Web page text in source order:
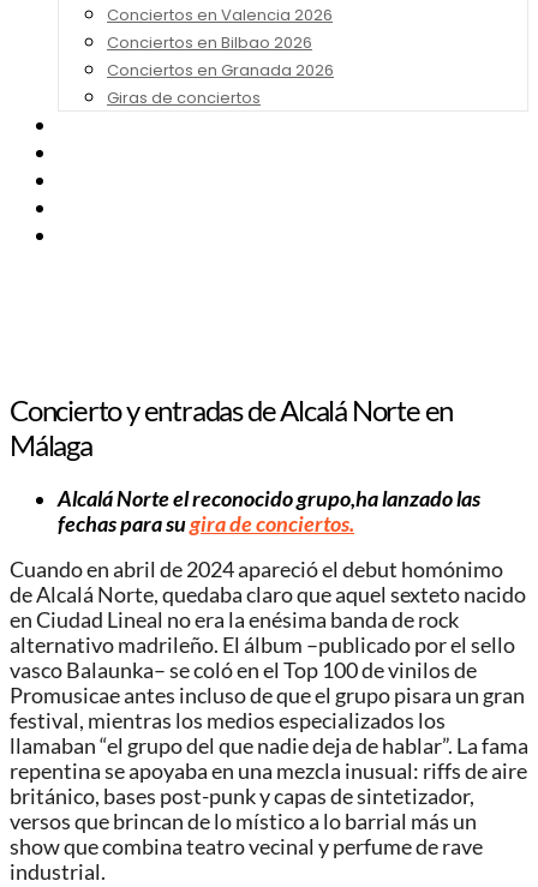
Conciertos en Valencia 2026
Conciertos en Bilbao 2026
Conciertos en Granada 2026
Giras de conciertos
Concierto y entradas de Alcalá Norte en
Málaga
Alcalá Norte el reconocido grupo,ha lanzado las
fechas para sugira de conciertos.
Cuando en abril de 2024 apareció el debut homónimo
de Alcalá Norte, quedaba claro que aquel sexteto nacido
en Ciudad Lineal no era la enésima banda de rock
alternativo madrileño. El álbum –publicado por el sello
vasco Balaunka– se coló en el Top 100 de vinilos de
Promusicae antes incluso de que el grupo pisara un gran
festival, mientras los medios especializados los
llamaban “el grupo del que nadie deja de hablar”. La fama
repentina se apoyaba en una mezcla inusual: riffs de aire
británico, bases post-punk y capas de sintetizador,
versos que brincan de lo místico a lo barrial más un
show que combina teatro vecinal y perfume de rave
industrial.